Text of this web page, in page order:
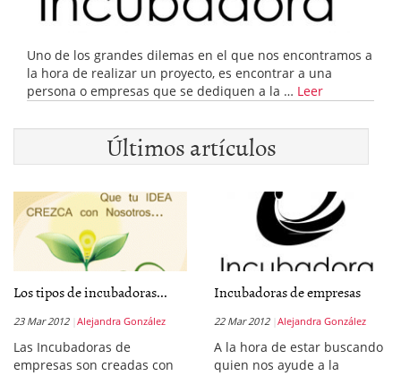
Uno de los grandes dilemas en el que nos encontramos a
la hora de realizar un proyecto, es encontrar a una
persona o empresas que se dediquen a la … Leer
Últimos artículos
Los tipos de incubadoras...
23 Mar 2012 Alejandra González
Las Incubadoras de
empresas son creadas con
Incubadoras de empresas
22 Mar 2012 Alejandra González
A la hora de estar buscando
quien nos ayude a la